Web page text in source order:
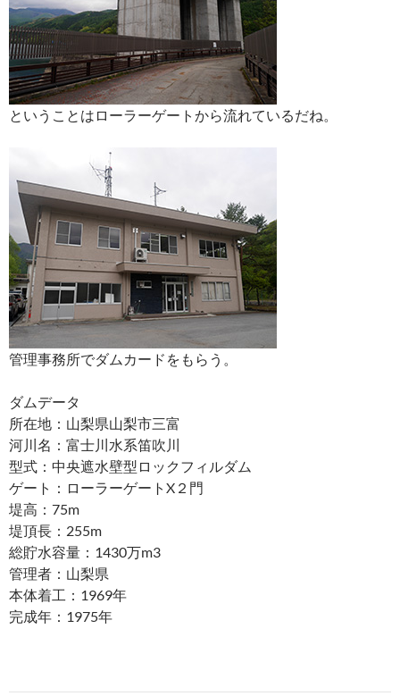
ということはローラーゲートから流れているだね。
管理事務所でダムカードをもらう。
ダムデータ
所在地：山梨県山梨市三富
河川名：富士川水系笛吹川
型式：中央遮水壁型ロックフィルダム
ゲート：ローラーゲートX２門
堤高：75m
堤頂長：255m
総貯水容量：1430万m3
管理者：山梨県
本体着工：1969年
完成年：1975年